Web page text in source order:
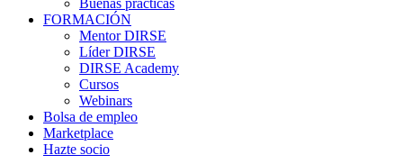
Buenas prácticas
FORMACIÓN
Mentor DIRSE
Líder DIRSE
DIRSE Academy
Cursos
Webinars
Bolsa de empleo
Marketplace
Hazte socio